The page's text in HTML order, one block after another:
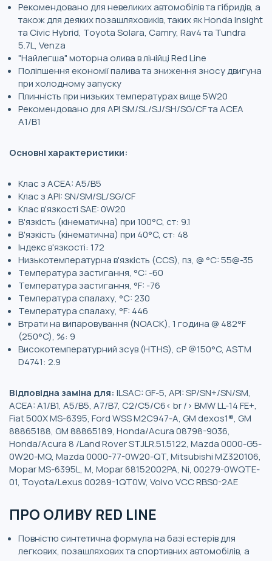
Рекомендовано для невеликих автомобілів та гібридів, а
також для деяких позашляховиків, таких як Honda Insight
та Civic Hybrid, Toyota Solara, Camry, Rav4 та Tundra
5.7L, Venza
"Найлегша" моторна олива в лінійці Red Line
Поліпшення економії палива та зниження зносу двигуна
при холодному запуску
Плинність при низьких температурах вище 5W20
Рекомендовано для API SM/SL/SJ/SH/SG/CF та ACEA
A1/B1
Основні характеристики:
Клас з ACEA: A5/B5
Клас з API: SN/SM/SL/SG/CF
Клас в'язкості SAE: 0W20
В'язкість (кінематична) при 100°C, ст: 9.1
В'язкість (кінематична) при 40°C, ст: 48
Індекс в'язкості: 172
Низькотемпературна в'язкість (CCS), пз, @ °C: 55@-35
Температура застигання, °C: -60
Температура застигання, °F: -76
Температура спалаху, °C: 230
Температура спалаху, °F: 446
Втрати на випаровування (NOACK), 1 година @ 482°F
(250°C), %: 9
Високотемпературний зсув (HTHS), cP @150°C, ASTM
D4741: 2.9
Відповідна заміна для: ILSAC: GF-5, API: SP/SN+/SN/SM,
ACEA: A1/B1, A5/B5, A7/B7, C2/C5/C6< br /> BMW LL-14 FE+,
Fiat 500X MS-6395, Ford WSS M2C947-A, GM dexos1®, GM
88865188, GM 88865189, Honda/Acura 08798-9036,
Honda/Acura 8 /Land Rover STJLR.51.5122, Mazda 0000-G5-
0W20-MQ, Mazda 0000-77-0W20-QT, Mitsubishi MZ320106,
Mopar MS-6395L, M, Mopar 68152002PA, Ni, 00279-0WQTE-
01, Toyota/Lexus 00289-1QT0W, Volvo VCC RBS0-2AE
ПРО ОЛИВУ RED LINE
Повністю синтетична формула на базі естерів для
легкових, позашляхових та спортивних автомобілів, а